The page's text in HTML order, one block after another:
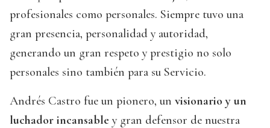
profesionales como personales. Siempre tuvo una
gran presencia, personalidad y autoridad,
generando un gran respeto y prestigio no solo
personales sino también para su Servicio.
Andrés Castro fue un pionero, un visionario y un
luchador incansable y gran defensor de nuestra